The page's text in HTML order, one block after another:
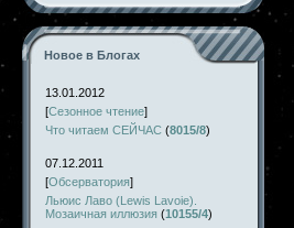
Новое в Блогах
13.01.2012
[Сезонное чтение]
Что читаем СЕЙЧАС (8015/8)
07.12.2011
[Обсерватория]
Льюис Лаво (Lewis Lavoie).
Мозаичная иллюзия (10155/4)